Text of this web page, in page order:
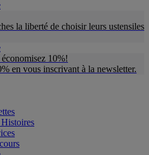
la liberté de choisir leurs ustensiles
10%!
en vous inscrivant à la newsletter.